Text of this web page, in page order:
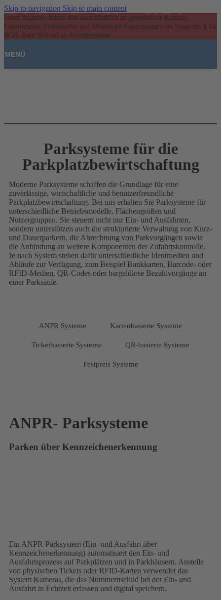
Skip to navigation Skip to main content
Unser Angebot richtet sich ausschließlich an gewerbliche Kunden,
Unternehmer, Freiberufler und öffentliche Einrichtungen im Sinne des § 14
BGB. Kein Verkauf an Privatpersonen.
MENÜ
Parksysteme für die
Parkplatzbewirtschaftung
Moderne Parksysteme schaffen die Grundlage für eine
zuverlässige, wirtschaftliche und benutzerfreundliche
Parkplatzbewirtschaftung. Bei uns erhalten Sie Parksysteme für
unterschiedliche Betriebsmodelle, Flächengrößen und
Nutzergruppen. Sie steuern nicht nur Ein- und Ausfahrten,
sondern unterstützen auch die strukturierte Verwaltung von Kurz-
und Dauerparkern, die Abrechnung von Parkvorgängen sowie
die Anbindung an weitere Komponenten der Zufahrtskontrolle.
Je nach System stehen dafür unterschiedliche Identmedien und
Abläufe zur Verfügung, zum Beispiel Bankkarten, Barcode- oder
RFID-Medien, QR-Codes oder bargeldlose Bezahlvorgänge an
einer Parksäule.
ANPR Systeme Kartenbasierte Systeme
Ticketbasierte Systeme QR-basierte Systeme
Festpreis Systeme
ANPR- Parksysteme
Parken über Kennzeichenerkennung
Ein ANPR-Parksystem (Ein- und Ausfahrt über
Kennzeichenerkennung) automatisiert den Ein- und
Ausfahrtsprozess auf Parkplätzen und in Parkhäusern. Anstelle
von physischen Tickets oder RFID-Karten verwendet das
System Kameras, die das Nummernschild bei der Ein- und
Ausfahrt in Echtzeit erfassen und digital speichern.